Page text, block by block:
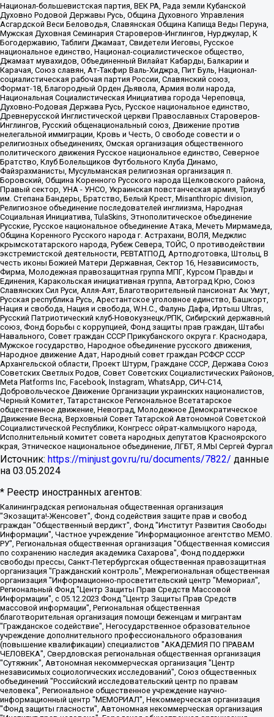
Национал-большевистская партия, ВЕК РА, Рада земли Кубанской
Духовно Родовой Державы Русь, Община Духовного Управления
Асгардской Веси Беловодья, Славянская Община Капища Веды Перуна,
Мужская Духовная Семинария Староверов-Инглингов, Нурджулар, К
Богодержавию, Таблиги Джамаат, Свидетели Иеговы, Русское
национальное единство, Национал-социалистическое общество,
Джамаат мувахидов, Объединенный Вилайат Кабарды, Балкарии и
Карачая, Союз славян, Ат-Такфир Валь-Хиджра, Пит Буль, Национал-
социалистическая рабочая партия России, Славянский союз,
Формат-18, Благородный Орден Дьявола, Армия воли народа,
Национальная Социалистическая Инициатива города Череповца,
Духовно-Родовая Держава Русь, Русское национальное единство,
Древнерусской Инглистической церкви Православных Староверов-
Инглингов, Русский общенациональный союз, Движение против
нелегальной иммиграции, Кровь и Честь, О свободе совести и о
религиозных объединениях, Омская организация общественного
политического движения Русское национальное единство, Северное
Братство, Клуб Болельщиков Футбольного Клуба Динамо,
Файзрахманисты, Мусульманская религиозная организация п.
Боровский, Община Коренного Русского народа Щелковского района,
Правый сектор, УНА - УНСО, Украинская повстанческая армия, Тризуб
им. Степана Бандеры, Братство, Белый Крест, Misanthropic division,
Религиозное объединение последователей инглиизма, Народная
Социальная Инициатива, TulaSkins, Этнополитическое объединение
Русские, Русское национальное объединение Атака, Мечеть Мирмамеда,
Община Коренного Русского народа г. Астрахани, ВОЛЯ, Меджлис
крымскотатарского народа, Рубеж Севера, ТОЙС, О противодействии
экстремистской деятельности, РЕВТАТПОД, Артподготовка, Штольц, В
честь иконы Божией Матери Державная, Сектор 16, Независимость,
Фирма, Молодежная правозащитная группа МПГ, Курсом Правды и
Единения, Каракольская инициативная группа, Автоград Крю, Союз
Славянских Сил Руси, Алля-Аят, Благотворительный пансионат Ак Умут,
Русская республика Русь, Арестантское уголовное единство, Башкорт,
Нация и свобода, Нация и свобода, W.H.С., Фалунь Дафа, Иртыш Ultras,
Русский Патриотический клуб-Новокузнецк/РПК, Сибирский державный
союз, Фонд борьбы с коррупцией, Фонд защиты прав граждан, Штабы
Навального, Совет граждан СССР Прикубанского округа г. Краснодара,
Мужское государство, Народное объединение русского движения,
Народное движение Адат, Народный совет граждан РСФСР СССР
Архангельской области, Проект Штурм, Граждане СССР, Держава Союз
Советских Светлых Родов, Совет Советских Социалистических Районов,
Meta Platforms Inc, Facebook, Instagram, WhatsApp, СИЧ-С14,
Добровольческое Движение Организации украинских националистов,
Черный Комитет, Татарстанское Региональное Всетатарское
общественное движение, Невоград, Молодежное Демократическое
Движение Весна, Верховный Совет Татарской Автономной Советской
Социалистической Республики, Конгресс ойрат-калмыцкого народа,
Исполнительный комитет совета народных депутатов Красноярского
края, Этническое национальное объединение, ЛГБТ, Я.МЫ Сергей Фургал
Источник: https://minjust.gov.ru/ru/documents/7822/ данные
на 03.05.2024
* Реестр иностранных агентов:
Калининградская региональная общественная организация "Экозащита!-Женсовет", Фонд содействия защите прав и свобод граждан "Общественный вердикт", Фонд "Институт Развития Свободы Информации", Частное учреждение "Информационное агентство МЕМО. РУ", Региональная общественная организация "Общественная комиссия по сохранению наследия академика Сахарова", Фонд поддержки свободы прессы, Санкт-Петербургская общественная правозащитная организация "Гражданский контроль", Межрегиональная общественная организация "Информационно-просветительский центр "Мемориал", Региональный Фонд "Центр Защиты Прав Средств Массовой Информации", с 05.12.2023 Фонд "Центр Защиты Прав Средств массовой информации", Региональная общественная благотворительная организация помощи беженцам и мигрантам "Гражданское содействие", Негосударственное образовательное учреждение дополнительного профессионального образования (повышение квалификации) специалистов "АКАДЕМИЯ ПО ПРАВАМ ЧЕЛОВЕКА", Свердловская региональная общественная организация "Сутяжник", Автономная некоммерческая организация "Центр независимых социологических исследований", Союз общественных объединений "Российский исследовательский центр по правам человека", Региональное общественное учреждение научно-информационный центр "МЕМОРИАЛ", Некоммерческая организация "Фонд защиты гласности", Автономная некоммерческая организация "Институт прав человека", Городская общественная организация "Екатеринбургское общество "МЕМОРИАЛ", Городская общественная организация "Рязанское историко-просветительское и правозащитное общество "Мемориал" (Рязанский Мемориал), Челябинский региональный орган общественной самодеятельности – женское общественное объединение "Женщины Евразии", Челябинский региональный орган общественной самодеятельности "Уральская правозащитная группа", Фонд содействия защите здоровья и социальной справедливости имени Андрея Рылькова, Автономная Некоммерческая Организация "Аналитический Центр Юрия Левады", Автономная некоммерческая организация социальной поддержки населения "Проект Апрель", Региональная общественная организация помощи женщинам и детям, находящимся в кризисной ситуации "Информационно-методический центр "Анна", Фонд содействия развитию массовых коммуникаций и правовому просвещению "Так-так-Так", Фонд содействия устойчивому развитию "Серебряная тайга", Свердловский региональный общественный фонд социальных проектов "Новое время", "Idel.Реалии", Кавказ.Реалии, Крым.Реалии, Телеканал Настоящее Время, Татаро-башкирская служба Радио Свобода (Azatliq Radiosi), Радио Свободная Европа/Радио Свобода (PCE/PC), "Сибирь.Реалии", "Фактограф", Благотворительный фонд помощи осужденным и их семьям, Автономная некоммерческая организация "Институт глобализации и социальных движений", Фонд "В защиту прав заключенных", Частное учреждение "Центр поддержки и содействия развитию средств массовой информации", Пензенский региональный общественный благотворительный фонд "Гражданский союз", "Север.Реалии", Некоммерческая организация Фонд "Правовая инициатива", Общество с ограниченной ответственностью "Радио Свободная Европа/Радио Свобода", Чешское информационное агентство "MEDIUM-ORIENT", Красноярская региональная общественная организация "Мы против СПИДа", Камалягин Денис Николаевич, Маркелов Сергей Евгеньевич, Пономарев Лев Александрович, Савицкая Людмила Алексеевна, Автономная некоммерческая организация "Центр по работе с проблемой насилия "НАСИЛИЮ.НЕТ", Межрегиональный профессиональный союз работников здравоохранения "Альянс врачей", Юридическое лицо, зарегистрированное в Латвийской Республике, SIA "Medusa Project" (регистрационный номер 40103797863, дата регистрации 10.06.2014), Некоммерческая организация "Фонд по борьбе с коррупцией", Автономная некоммерческая организация "Институт права и публичной политики", Баданин Роман Сергеевич, Гликин Максим Александрович, Железнова Мария Михайловна, Лукьянова Юлия Сергеевна, Маетная Елизавета Витальевна, Маняхин Петр Борисович, Чуракова Ольга Владимировна, Ярош Юлия Петровна, Юридическое лицо "The Insider SIA", зарегистрированное в Риге, Латвийская Республика (дата регистрации 26.06.2015), являющееся администратором доменного имени интернет-издания "The Insider SIA", https://theins.ru, Постернак Алексей Евгеньевич, Рубин Михаил Аркадьевич, Анин Роман Александрович, Юридическое лицо Istories fonds, зарегистрированное в Латвийской Республике (регистрационный номер 50008295751, дата регистрации 24.02.2020), Великовский Дмитрий Александрович, Долинина Ирина Николаевна, Мароховская Алеся Алексеевна, Шлейнов Роман Юрьевич, Шмагун Олеся Валентиновна, Общество с ограниченной ответственностью "Альтаир 2021", Общество с ограниченной ответственностью "Вега 2021", Общество с ограниченной ответственностью "Главный редактор 2021", Общество с ограниченной ответственностью "Ромашки монолит", Важенков Артем Валерьевич, Ивановская областная общественная организация "Центр гендерных исследований", Гурман Юрий Альбертович, Медиапроект "ОВД-Инфо", Егоров Владимир Владимирович, Жилинский Владимир Александрович, Общество с ограниченной ответственностью "ЗП", Иванова София Юрьевна, Карезина Инна Павловна, Кильтау Екатерина Викторовна, Петров Алексей Викторович, Пискунов Сергей Евгеньевич, Смирнов Сергей Сергеевич, Тихонов Михаил Сергеевич, Общество с ограниченной ответственностью "ЖУРНАЛИСТ-ИНОСТРАННЫЙ АГЕНТ", Арапова Галина Юрьевна, Вольтская Татьяна Анатольевна, Американская компания "Mason G.E.S. Anonymous Foundation" (США), являющаяся владельцем интернет-издания https://mnews.world/, Компания "Stichting Bellingcat", зарегистрированная в Нидерландах (дата регистрации 11.07.2018), Захаров Андрей Вячеславович, Клепиковская Екатерина Дмитриевна, Общество с ограниченной ответственностью "МЕМО", Перл Роман Александрович, Симонов Евгений Алексеевич, Соловьева Елена Анатольевна, Сотников Даниил Владимирович, Сурначева Елизавета Дмитриевна, Автономная некоммерческая организация по защите прав человека и информированию населения "Якутия – Наше Мнение", Общество с ограниченной ответственностью "Москоу диджитал медиа", с 26.01.2023 Общество с ограниченной ответственностью "Чайка Белые сады", Ветошкина Валерия Валерьевна, Заговора Максим Александрович, Межрегиональное общественное движение "Российская ЛГБТ - сеть", Оленичев Максим Владимирович, Павлов Иван Юрьевич, Скворцова Елена Сергеевна, Общество с ограниченной ответственностью "Как бы инагент", Кочетков Игорь Викторович, Общество с ограниченной ответственностью "Честные выборы", Еланчик Олег Александрович, Общество с ограниченной ответственностью "Нобелевский призыв", Гималова Регина Эмилевна, Григорьев Андрей Валерьевич, Григорьева Алина Александровна, Ассоциация по содействию защите прав призывников, альтернативнослужащих и военнослужащих "Правозащитная группа "Гражданин.Армия.Право", Хисамова Регина Фаритовна, Автономная некоммерческая организация по реализации социально-правовых программ "Лилит", Дальневосточное общественное движение "Маяк", Санкт-Петербургская ЛГБТ-инициативная группа "Выход", Инициативная группа ЛГБТ+ "Реверс", Алексеев Андрей Викторович, Бекбулатова Таисия Львовна, Беляев Иван Михайлович, Владыкина Елена Сергеевна, Гельман Марат Александрович, Никульшина Вероника Юрьевна, Толоконникова Надежда Андреевна, Шендерович Виктор Анатольевич, Общество с ограниченной ответственностью "Данное сообщение", Общество с ограниченной ответственностью Издательский дом "Новая глава", Айнбиндер Александра Александровна, Московский комьюнити-центр для ЛГБТ+инициатив, Благотворительный фонд развития филантропии, Deutsche Welle (Германия, Kurt-Schumacher-Strasse 3, 53113 Bonn), Борзунова Мария Михайловна, Воробьев Виктор Викторович, Голубева Анна Львовна, Константинова Алла Михайловна, Малкова Ирина Владимировна, Мурадов Мурад Абдулгалимович, Осетинская Елизавета Николаевна, Понасенков Евгений Николаевич, Ганапольский Матвей Юрьевич, Киселев Евгений Алексеевич, Борухович Ирина Григорьевна, Дремин Иван Тимофеевич, Дубровский Дмитрий Викторович, Красноярская региональная общественная организация поддержки и развития альтернативных образовательных технологий и межкультурных коммуникаций "ИНТЕРРА", Маяковская Екатерина Алексеевна, Фейгин Марк Захарович, Филимонов Андрей Викторович, Дзугкоева Регина Николаевна, Доброхотов Роман Александрович, Дудь Юрий Александрович, Елкин Сергей Владимирович, Кругликов Кирилл Игоревич, Сабунаева Мария Леонидовна, Семенов Алексей Владимирович, Шаинян Карен Багратович, Шульман Екатерина Михайловна, Асафьев Артур Валерьевич, Вахштайн Виктор Семенович, Венедиктов Алексей Алексеевич, Лушникова Екатерина Евгеньевна, Волков Леонид Михайлович, Невзоров Александр Глебович, Пархоменко Сергей Борисович, Сироткин Ярослав Николаевич, Кара-Мурза Владимир Владимирович, Баранова Наталья Владимировна, Гозман Леонид Яковлевич, Кагарлицкий Борис Юльевич, Климарев Михаил Валерьевич, Милов Владимир Станиславович, Автономная некоммерческая организация Краснодарский центр современного искусства "Типография", Моргенштерн Алишер Тагирович, Соболь Любовь Эдуардовна, Общество с ограниченной ответственностью "ЛИЗА НОРМ", Каспаров Гарри Кимович, Ходорковский Михаил Борисович, Общество с ограниченной ответственностью "Апрельские тезисы", Данилович Ирина Брониславовна, Кашин Олег Владимирович, Петров Николай Владимирович, Пивоваров Алексей Владимирович, Соколов Михаил Владимирович, Цветкова Юлия Владимировна, Чичваркин Евгений Александрович, Комитет против пыток/Команда против пыток, Общество с ограниченной ответственностью "Первый научный", Общество с ограниченной ответственностью "Вертолет и ко", Белоцерковская Вероника Борисовна, Кац Максим Евгеньевич, Лазарева Татьяна Юрьевна, Шаведдинов Руслан Табризович, Яшин Илья Валерьевич, Общество с ограниченной ответственностью "Иноагент ААВ", Алешковский Дмитрий Петрович, Альбац Евгения Марковна, Быков Дмитрий Львович, Галямина Юлия Евгеньевна, Лойко Сергей Леонидович, Мартынов Кирилл Константинович, Медведев Сергей Александрович, Крашенинников Федор Геннадиевич, Гордеева Катерина Вл